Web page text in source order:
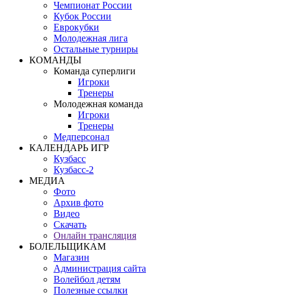
Чемпионат России
Кубок России
Еврокубки
Молодежная лига
Остальные турниры
КОМАНДЫ
Команда суперлиги
Игроки
Тренеры
Молодежная команда
Игроки
Тренеры
Медперсонал
КАЛЕНДАРЬ ИГР
Кузбасс
Кузбасс-2
МЕДИА
Фото
Архив фото
Видео
Скачать
Онлайн трансляция
БОЛЕЛЬЩИКАМ
Магазин
Администрация сайта
Волейбол детям
Полезные ссылки